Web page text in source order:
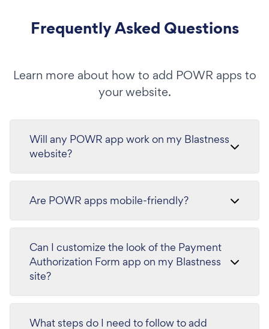
Frequently Asked Questions
Learn more about how to add POWR apps to
your website.
Will any POWR app work on my Blastness
website?
Are POWR apps mobile-friendly?
Can I customize the look of the Payment
Authorization Form app on my Blastness
site?
What steps do I need to follow to add